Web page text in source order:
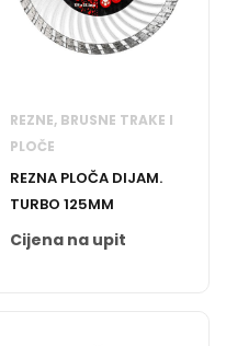
REZNE, BRUSNE TRAKE I
PLOČE
REZNA PLOČA DIJAM.
TURBO 125MM
Cijena na upit